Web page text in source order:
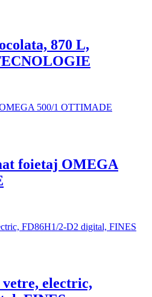
870 L,
foietaj OMEGA
electric,